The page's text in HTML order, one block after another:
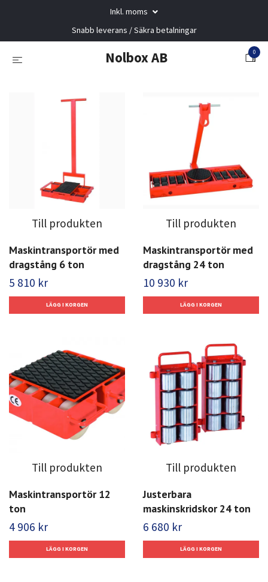
Inkl. moms
Snabb leverans / Säkra betalningar
Nolbox AB 0
Till produkten
Maskintransportör med
dragstång 6 ton
5 810 kr
Till produkten
Maskintransportör med
dragstång 24 ton
10 930 kr
Till produkten
Maskintransportör 12
ton
4 906 kr
Till produkten
Justerbara
maskinskridskor 24 ton
6 680 kr